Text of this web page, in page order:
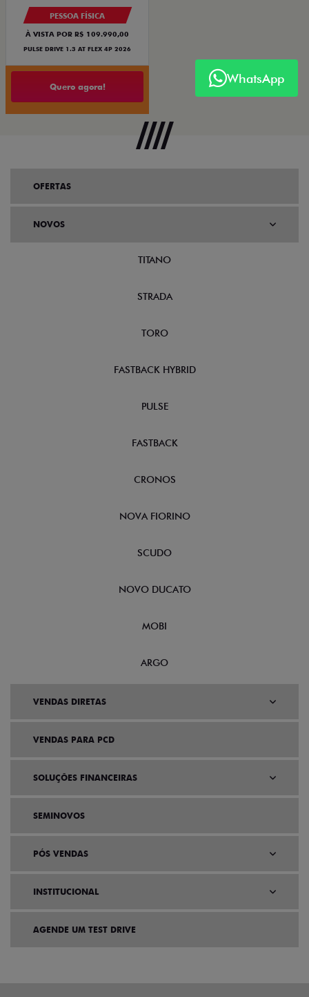
PESSOA FÍSICA
À VISTA POR R$ 109.990,00
PULSE DRIVE 1.3 AT FLEX 4P 2026
Quero agora!
WhatsApp
OFERTAS
NOVOS
TITANO
STRADA
TORO
FASTBACK HYBRID
PULSE
FASTBACK
CRONOS
NOVA FIORINO
SCUDO
NOVO DUCATO
MOBI
ARGO
VENDAS DIRETAS
VENDAS PARA PCD
SOLUÇÕES FINANCEIRAS
SEMINOVOS
PÓS VENDAS
INSTITUCIONAL
AGENDE UM TEST DRIVE